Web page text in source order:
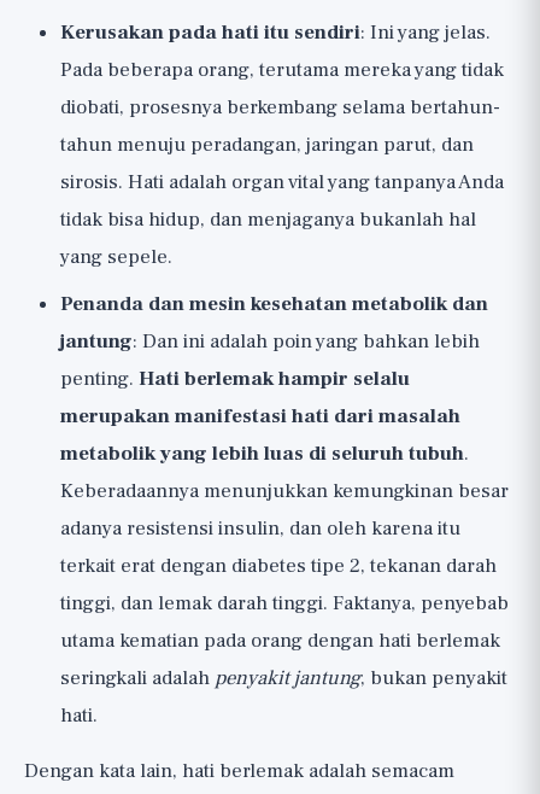
Kerusakan pada hati itu sendiri: Ini yang jelas.
Pada beberapa orang, terutama mereka yang tidak
diobati, prosesnya berkembang selama bertahun-
tahun menuju peradangan, jaringan parut, dan
sirosis. Hati adalah organ vital yang tanpanya Anda
tidak bisa hidup, dan menjaganya bukanlah hal
yang sepele.
Penanda dan mesin kesehatan metabolik dan
jantung: Dan ini adalah poin yang bahkan lebih
penting. Hati berlemak hampir selalu
merupakan manifestasi hati dari masalah
metabolik yang lebih luas di seluruh tubuh.
Keberadaannya menunjukkan kemungkinan besar
adanya resistensi insulin, dan oleh karena itu
terkait erat dengan diabetes tipe 2, tekanan darah
tinggi, dan lemak darah tinggi. Faktanya, penyebab
utama kematian pada orang dengan hati berlemak
seringkali adalah penyakit jantung, bukan penyakit
hati.
Dengan kata lain, hati berlemak adalah semacam